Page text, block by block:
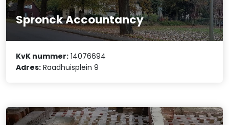
Spronck Accountancy
KvK nummer: 14076694
Adres: Raadhuisplein 9